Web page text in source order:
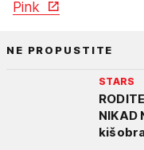
Pink
NE PROPUSTITE
STARS
NIKAD